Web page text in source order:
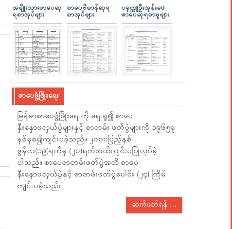
အမျိူးသားစာပေဆု
ရစာအုပ်များ
စာပေဗိမာန်ဆုရ
စာအုပ်များ
ပခုက္ကူဦးအုန်းဖေ
စာပေဆုရစာမူများ
စာပေဖွံ့ဖြိုးရေး
မြန်မာစာပေဖွံ့ဖြိုးရေးကို ရှေးရှု၍ စာပေ
နှီးနှောဖလှယ်ပွဲများနှင့် စာတမ်း ဖတ်ပွဲများကို ၁၉၆၅ခု
နှစ်မှစ၍ကျင်းပခဲ့သည်။ ၂၀၀၀ပြည့်နှစ်
ဇွန်လ(၁၉)ရက်မှ (၂၀)ရက်အထိကျင်းပပြုလုပ်ခဲ့
ပါသည်။ စာပေစာတမ်းဖတ်ပွဲအထိ စာပေ
နှီးနှောဖလှယ်ပွဲနှင့် စာတမ်းဖတ်ပွဲပေါင်း (၂၄) ကြိမ်
ကျင်းပခဲ့သည်။
ဆက်ဖတ်ရန်